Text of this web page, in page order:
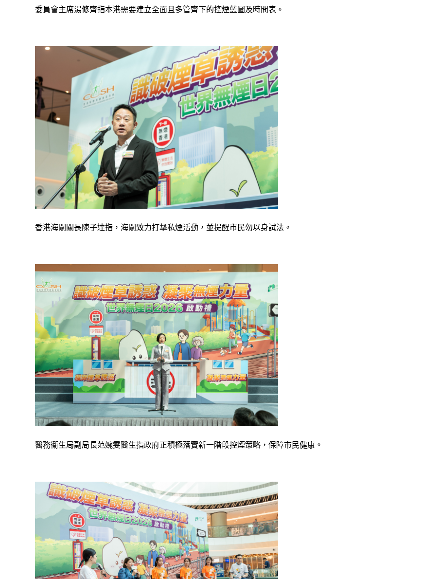
委員會主席湯修齊指本港需要建立全面且多管齊下的控煙藍圖及時間表。
香港海關關長陳子達指，海關致力打撃私煙活動，並提醒市民勿以身試法。
醫務衞生局副局長范婉雯醫生指政府正積極落實新一階段控煙策略，保障市民健康。